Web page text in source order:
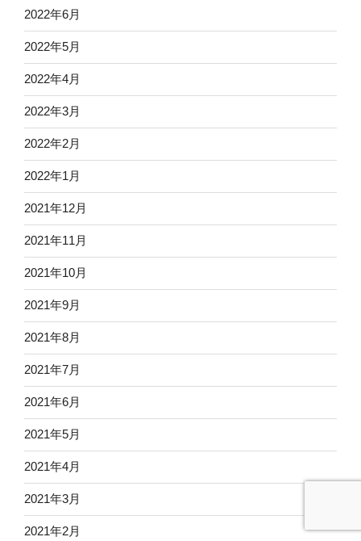
2022年6月
2022年5月
2022年4月
2022年3月
2022年2月
2022年1月
2021年12月
2021年11月
2021年10月
2021年9月
2021年8月
2021年7月
2021年6月
2021年5月
2021年4月
2021年3月
2021年2月